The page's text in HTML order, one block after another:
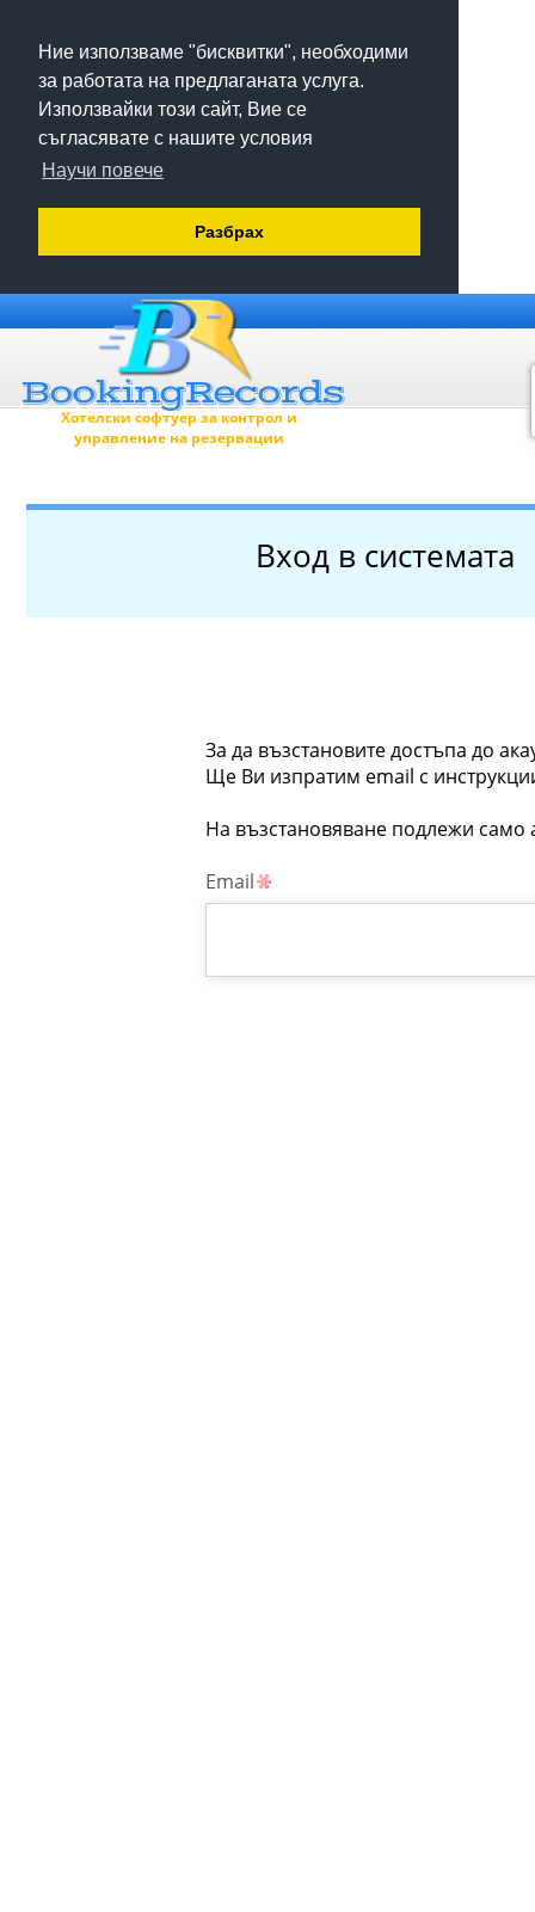
Ние използваме "бисквитки", необходими
за работата на предлаганата услуга.
Използвайки този сайт, Вие се
съгласявате с нашите условия
Научи повече
Разбрах
Хотелски софтуер за контрол и
управление на резервации
Вход в системата
За да възстановите достъпа до
Ще Ви изпратим email с
На възстановяване подлежи само
Email